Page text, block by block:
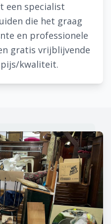
een specialist
die het graag
en professionele
gratis vrijblijvende
kwaliteit.